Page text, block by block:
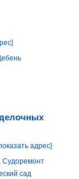
адрес]
Судоремонт
сад